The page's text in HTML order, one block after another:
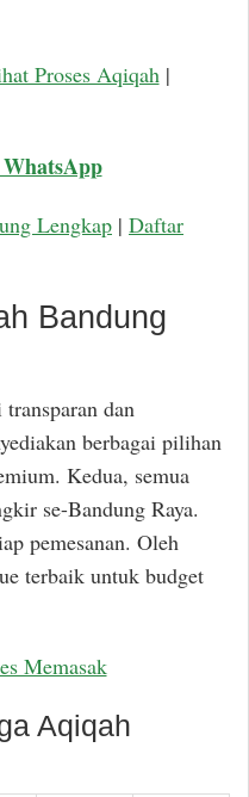
Proses Aqiqah|
Lengkap | Daftar
Bandung
dan
berbagai pilihan
Kedua, semua
se-Bandung Raya.
pemesanan. Oleh
terbaik untuk budget
Memasak
Aqiqah